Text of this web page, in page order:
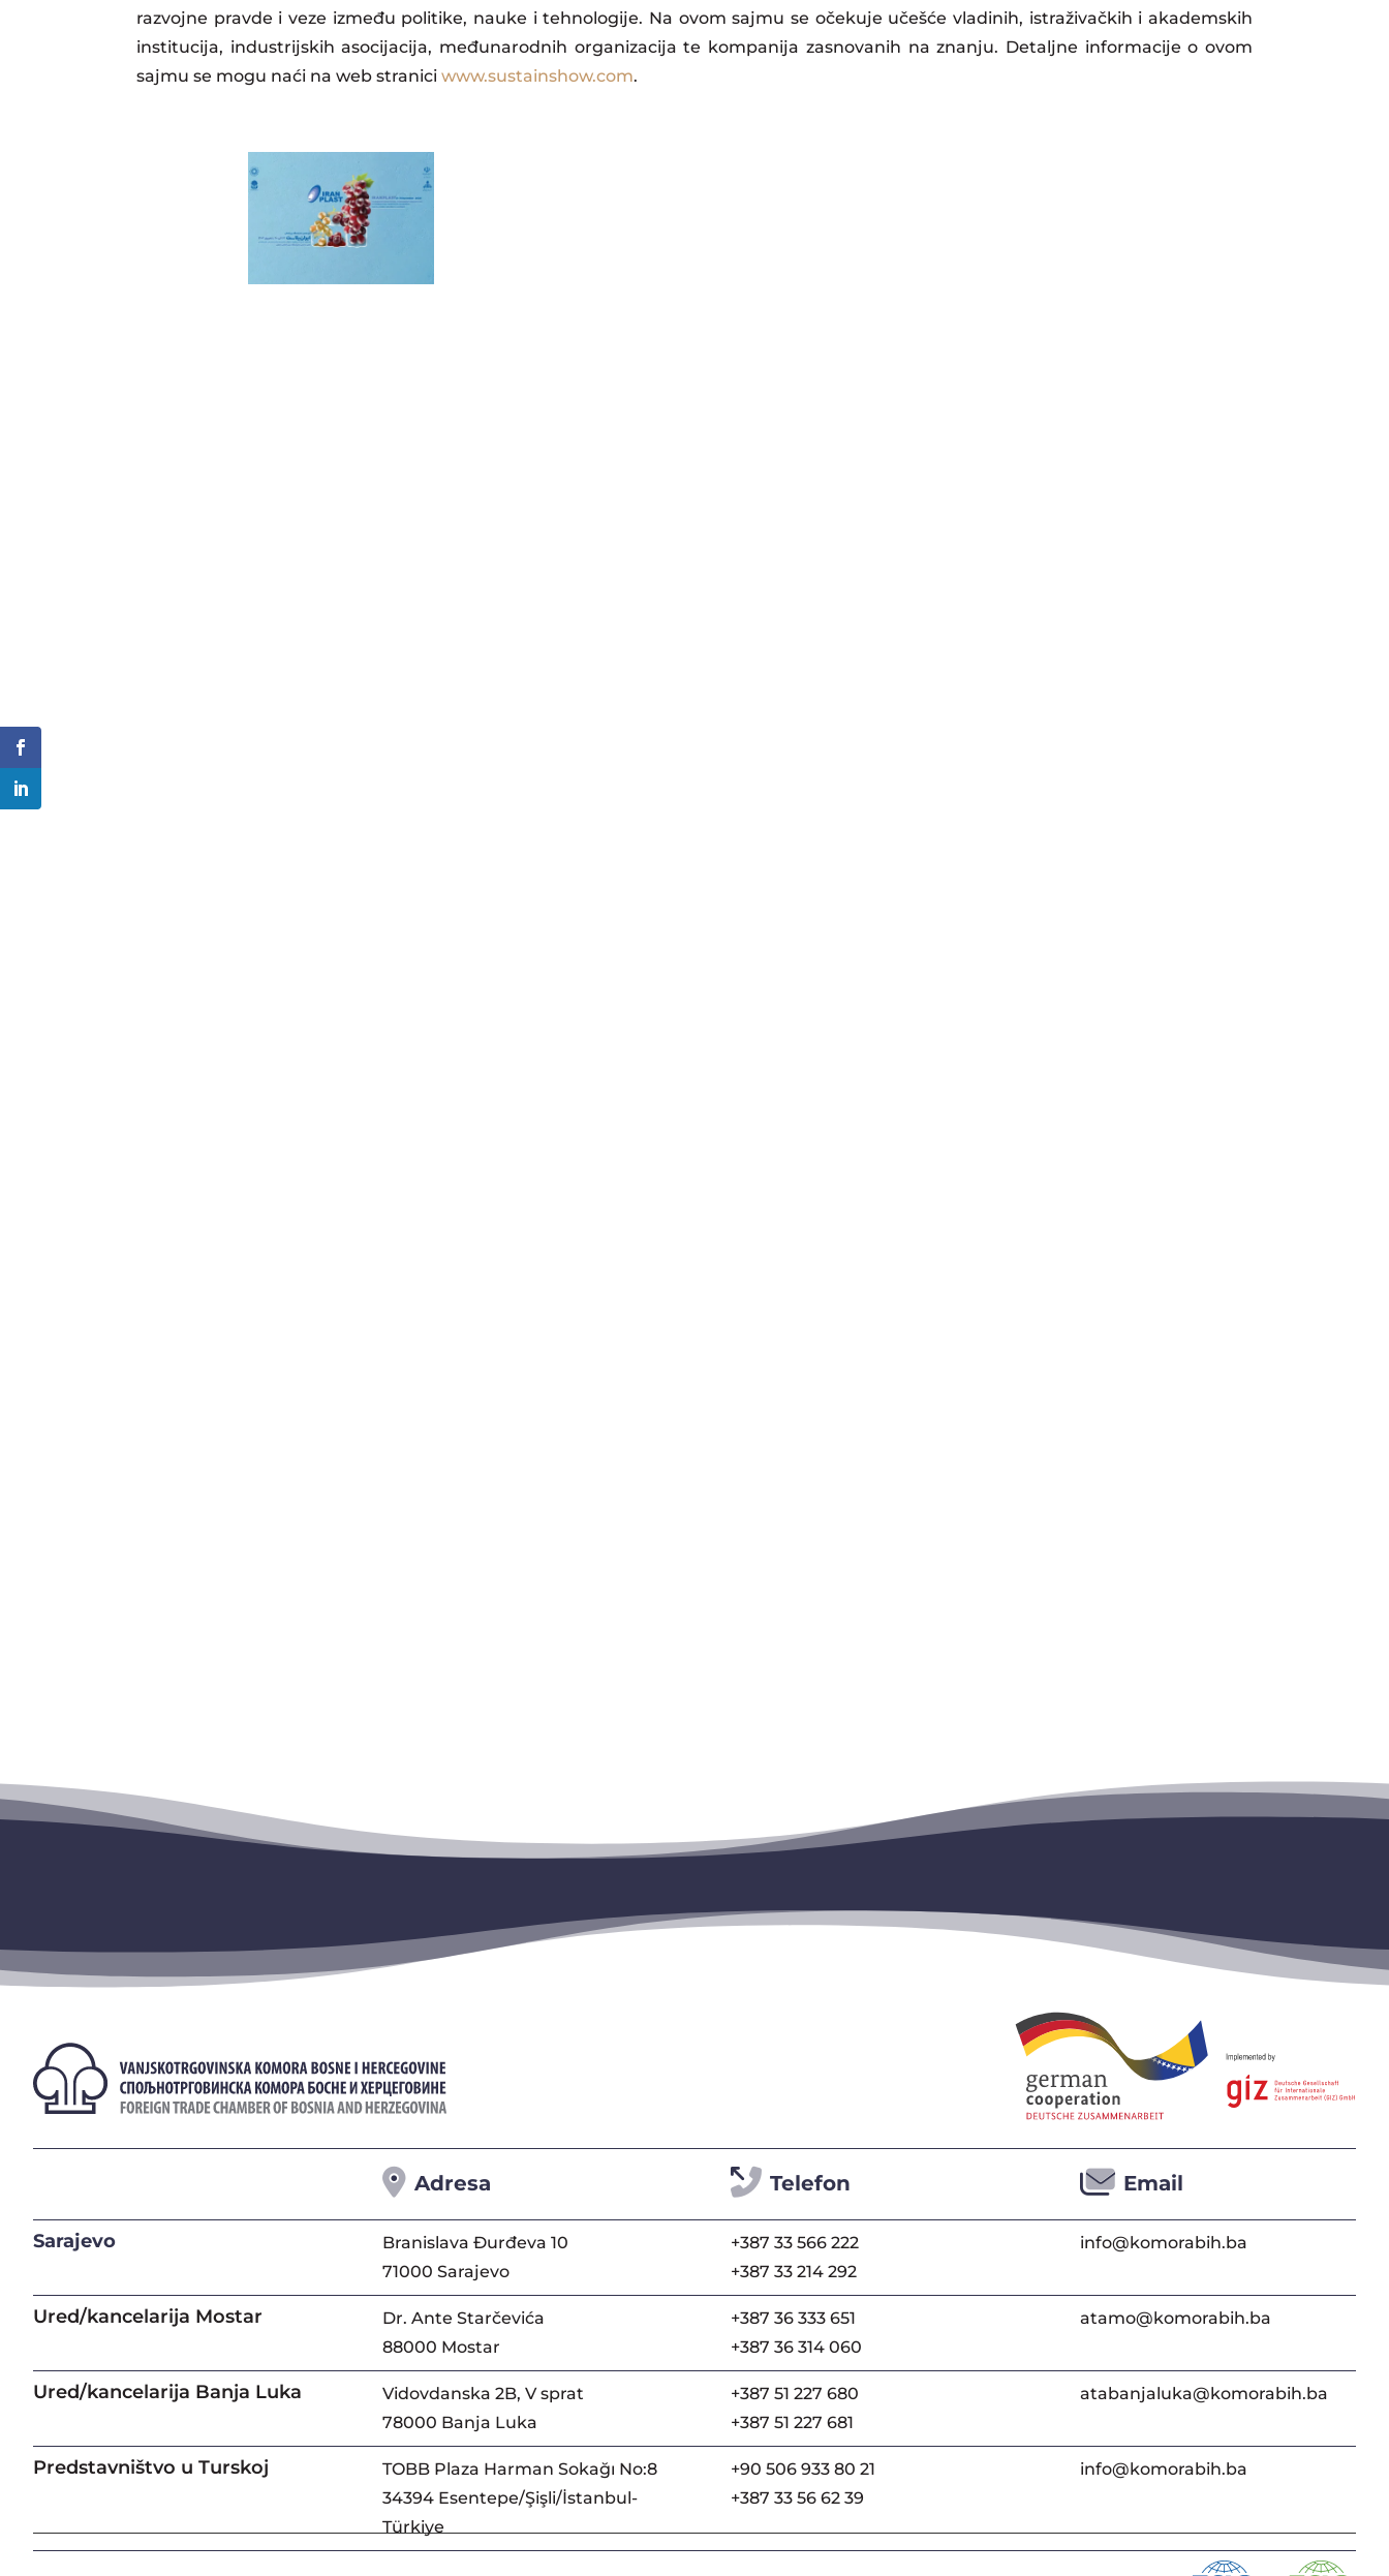
razvojne pravde i veze između politike, nauke i tehnologije. Na ovom sajmu se očekuje učešće vladinih, istraživačkih i akademskih
institucija, industrijskih asocijacija, međunarodnih organizacija te kompanija zasnovanih na znanju. Detaljne informacije o ovom
sajmu se mogu naći na web stranici www.sustainshow.com.
Adresa Telefon Email
Sarajevo
Branislava Đurđeva 10
71000 Sarajevo
+387 33 566 222
+387 33 214 292
info@komorabih.ba
Ured/kancelarija Mostar
Dr. Ante Starčevića
88000 Mostar
+387 36 333 651
+387 36 314 060
atamo@komorabih.ba
Ured/kancelarija Banja Luka
Vidovdanska 2B, V sprat
78000 Banja Luka
+387 51 227 680
+387 51 227 681
atabanjaluka@komorabih.ba
Predstavništvo u Turskoj
TOBB Plaza Harman Sokağı No:8
34394 Esentepe/Şişli/İstanbul-
Türkiye
+90 506 933 80 21
+387 33 56 62 39
info@komorabih.ba